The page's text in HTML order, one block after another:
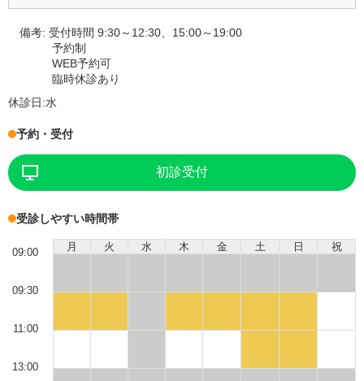
備考:受付時間 9:30～12:30、15:00～19:00
予約制
WEB予約可
臨時休診あり
休診日:水
予約・受付
初診受付
受診しやすい時間帯
月 火 水 木 金 土 日 祝
09:00
09:30
11:00
13:00